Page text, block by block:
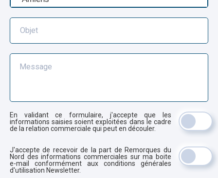
Objet
Message
En validant ce formulaire, j'accepte que les
informations saisies soient exploitées dans le cadre
de la relation commerciale qui peut en découler.
J'accepte de recevoir de la part de Remorques du
Nord des informations commerciales sur ma boite
e-mail conformément aux conditions générales
d'utilisation Newsletter.